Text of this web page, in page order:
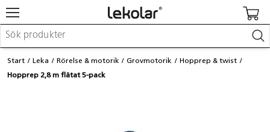
Möbler & inredning
Lekplatsutrustning & utemiljö
Start Leka Rörelse & motorik Grovmotorik
Hopprep & twist
Hopprep 2,8 m flätat 5-pack